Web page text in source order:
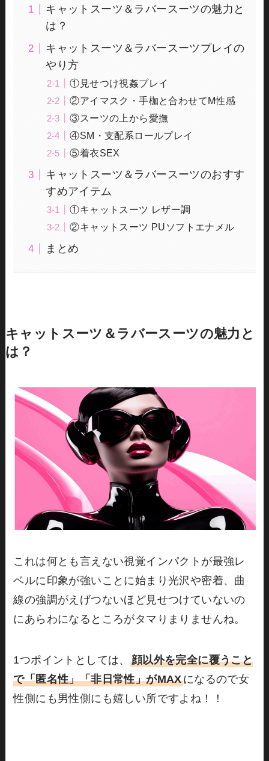
キャットスーツ＆ラバースーツの魅力と
は？
キャットスーツ＆ラバースーツプレイの
やり方
①見せつけ視姦プレイ
②アイマスク・手枷と合わせてM性感
③スーツの上から愛撫
④SM・支配系ロールプレイ
⑤着衣SEX
キャットスーツ＆ラバースーツのおすす
すめアイテム
①キャットスーツ レザー調
②キャットスーツ PUソフトエナメル
まとめ
キャットスーツ＆ラバースーツの魅力と
は？
これは何とも言えない視覚インパクトが最強レ
ベルに印象が強いことに始まり光沢や密着、曲
線の強調がえげつないほど見せつけていないの
にあらわになるところがタマりまりませんね。
1つポイントとしては、 顔以外を完全に覆うこと
で「匿名性」「非日常性」がMAXになるので女
性側にも男性側にも嬉しい所ですよね！！